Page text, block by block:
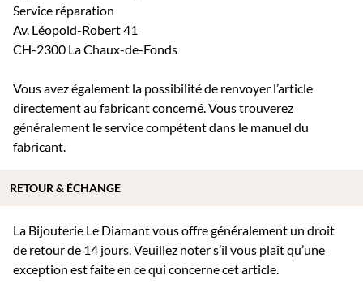
Service réparation
Av. Léopold-Robert 41
CH-2300 La Chaux-de-Fonds
Vous avez également la possibilité de renvoyer l’article
directement au fabricant concerné. Vous trouverez
généralement le service compétent dans le manuel du
fabricant.
La Bijouterie Le Diamant vous offre généralement un droit
de retour de 14 jours. Veuillez noter s’il vous plaît qu’une
exception est faite en ce qui concerne cet article.
RETOUR & ÉCHANGE